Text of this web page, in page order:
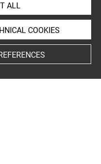
ALL
COOKIES